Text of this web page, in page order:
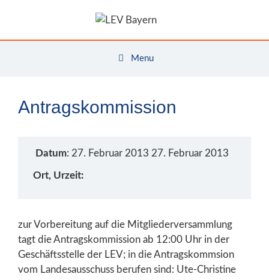
Menu
Antragskommission
Datum: 27. Februar 2013 27. Februar 2013
Ort, Urzeit:
zur Vorbereitung auf die Mitgliederversammlung
tagt die Antragskommission ab 12:00 Uhr in der
Geschäftsstelle der LEV; in die Antragskommsion
vom Landesausschuss berufen sind: Ute-Christine